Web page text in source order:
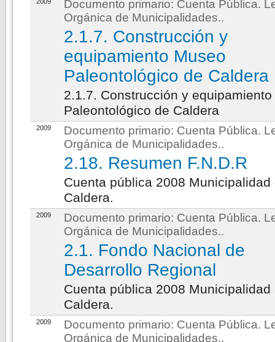
Documento primario: Cuenta Pública.
Orgánica de Municipalidades..
2.1.7. Construcción y
equipamiento Museo
Paleontológico de Caldera
2.1.7. Construcción y
Paleontológico de Caldera
2009 Documento primario: Cuenta Pública.
Orgánica de Municipalidades..
2.18. Resumen F.N.D.R
Cuenta pública 2008 Municipalidad
Caldera.
2009 Documento primario: Cuenta Pública.
Orgánica de Municipalidades..
2.1. Fondo Nacional de
Desarrollo Regional
Cuenta pública 2008 Municipalidad
Caldera.
2009 Documento primario: Cuenta Pública.
Orgánica de Municipalidades..